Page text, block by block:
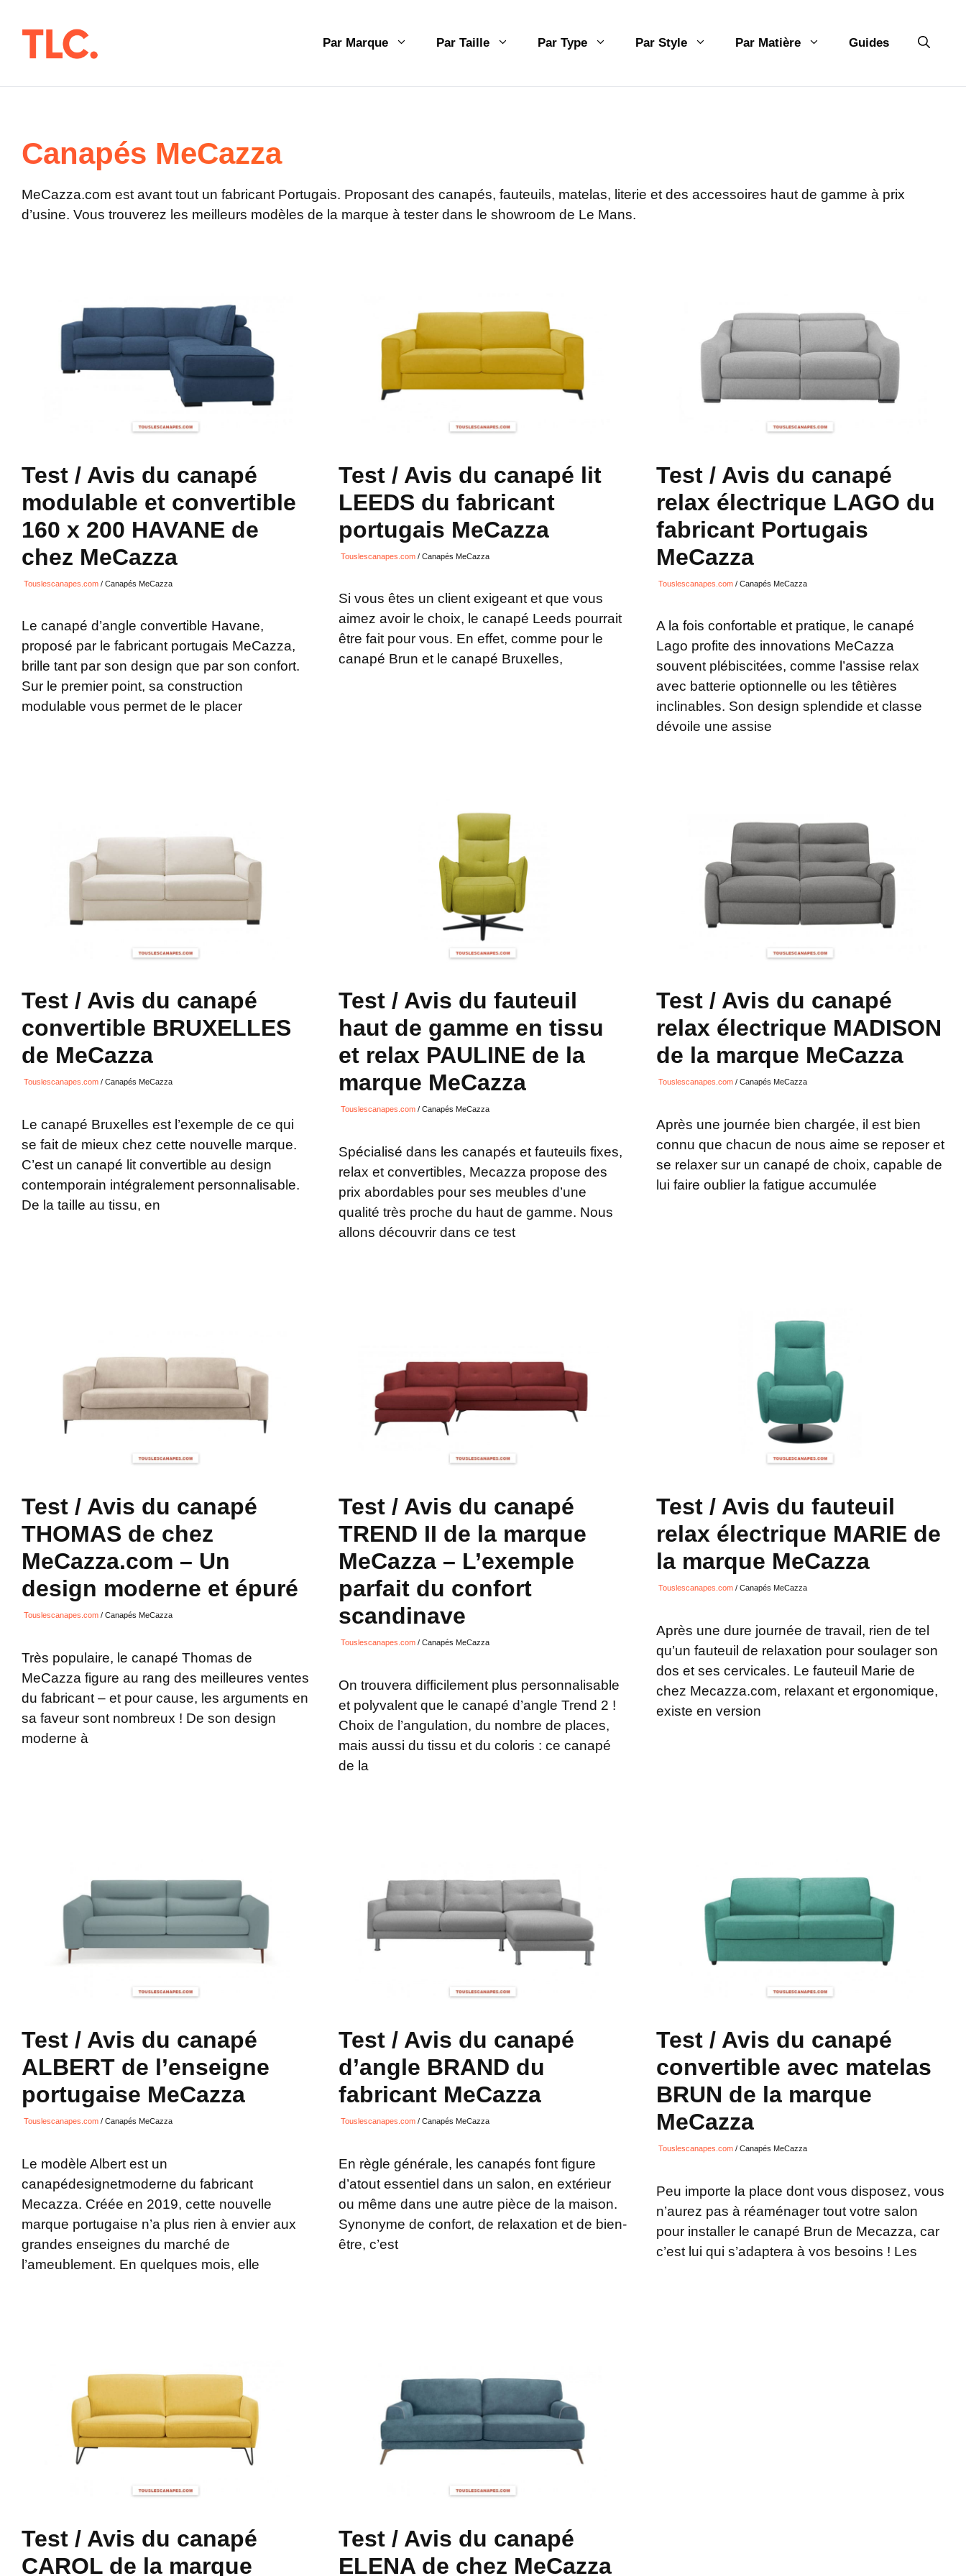
Par Marque Par Taille Par Type Par Style Par Matière Guides
Canapés MeCazza
MeCazza.com est avant tout un fabricant Portugais. Proposant des canapés, fauteuils, matelas, literie et des accessoires haut de gamme à prix
d’usine. Vous trouverez les meilleurs modèles de la marque à tester dans le showroom de Le Mans.
Test / Avis du canapé
modulable et convertible
160 x 200 HAVANE de
chez MeCazza
Touslescanapes.com / Canapés MeCazza
Le canapé d’angle convertible Havane,
proposé par le fabricant portugais MeCazza,
brille tant par son design que par son confort.
Sur le premier point, sa construction
modulable vous permet de le placer
Test / Avis du canapé lit
LEEDS du fabricant
portugais MeCazza
Touslescanapes.com /Canapés MeCazza
Si vous êtes un client exigeant et que vous
aimez avoir le choix, le canapé Leeds pourrait
être fait pour vous. En effet, comme pour le
canapé Brun et le canapé Bruxelles,
Test / Avis du canapé
relax électrique LAGO du
fabricant Portugais
MeCazza
Touslescanapes.com/ Canapés MeCazza
A la fois confortable et pratique, le canapé
Lago profite des innovations MeCazza
souvent plébiscitées, comme l’assise relax
avec batterie optionnelle ou les têtières
inclinables. Son design splendide et classe
dévoile une assise
Test / Avis du canapé
convertible BRUXELLES
de MeCazza
Touslescanapes.com / Canapés MeCazza
Le canapé Bruxelles est l’exemple de ce qui
se fait de mieux chez cette nouvelle marque.
C’est un canapé lit convertible au design
contemporain intégralement personnalisable.
De la taille au tissu, en
Test / Avis du fauteuil
haut de gamme en tissu
et relax PAULINE de la
marque MeCazza
Touslescanapes.com /Canapés MeCazza
Spécialisé dans les canapés et fauteuils fixes,
relax et convertibles, Mecazza propose des
prix abordables pour ses meubles d’une
qualité très proche du haut de gamme. Nous
allons découvrir dans ce test
Test / Avis du canapé
relax électrique MADISON
de la marque MeCazza
Touslescanapes.com/ Canapés MeCazza
Après une journée bien chargée, il est bien
connu que chacun de nous aime se reposer et
se relaxer sur un canapé de choix, capable de
lui faire oublier la fatigue accumulée
Test / Avis du canapé
THOMAS de chez
MeCazza.com – Un
design moderne et épuré
Touslescanapes.com / Canapés MeCazza
Très populaire, le canapé Thomas de
MeCazza figure au rang des meilleures ventes
du fabricant – et pour cause, les arguments en
sa faveur sont nombreux ! De son design
moderne à
Test / Avis du canapé
TREND II de la marque
MeCazza – L’exemple
parfait du confort
scandinave
Touslescanapes.com /Canapés MeCazza
On trouvera difficilement plus personnalisable
et polyvalent que le canapé d’angle Trend 2 !
Choix de l’angulation, du nombre de places,
mais aussi du tissu et du coloris : ce canapé
de la
Test / Avis du fauteuil
relax électrique MARIE de
la marque MeCazza
Touslescanapes.com/ Canapés MeCazza
Après une dure journée de travail, rien de tel
qu’un fauteuil de relaxation pour soulager son
dos et ses cervicales. Le fauteuil Marie de
chez Mecazza.com, relaxant et ergonomique,
existe en version
Test / Avis du canapé
ALBERT de l’enseigne
portugaise MeCazza
Touslescanapes.com / Canapés MeCazza
Le modèle Albert est un
canapédesignetmoderne du fabricant
Mecazza. Créée en 2019, cette nouvelle
marque portugaise n’a plus rien à envier aux
grandes enseignes du marché de
l’ameublement. En quelques mois, elle
Test / Avis du canapé
d’angle BRAND du
fabricant MeCazza
Touslescanapes.com /Canapés MeCazza
En règle générale, les canapés font figure
d’atout essentiel dans un salon, en extérieur
ou même dans une autre pièce de la maison.
Synonyme de confort, de relaxation et de bien-
être, c’est
Test / Avis du canapé
convertible avec matelas
BRUN de la marque
MeCazza
Touslescanapes.com/ Canapés MeCazza
Peu importe la place dont vous disposez, vous
n’aurez pas à réaménager tout votre salon
pour installer le canapé Brun de Mecazza, car
c’est lui qui s’adaptera à vos besoins ! Les
Test / Avis du canapé
CAROL de la marque
Test / Avis du canapé
ELENA de chez MeCazza